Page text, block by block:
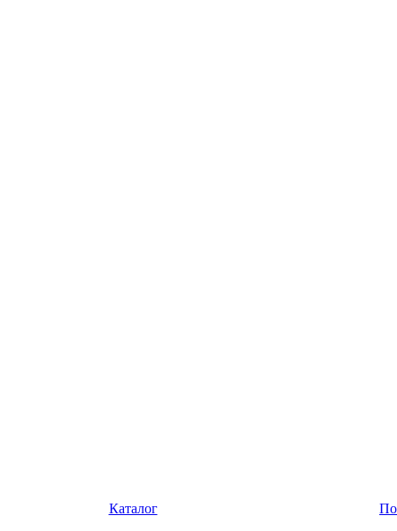
Каталог